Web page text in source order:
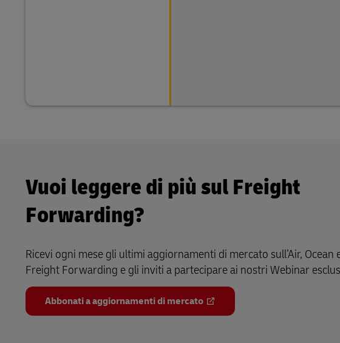
Vuoi leggere di più sul Freight
Forwarding?
Ricevi ogni mese gli ultimi aggiornamenti di mercato sull’Air, Ocean
Freight Forwarding e gli inviti a partecipare ai nostri Webinar
Abbonati a aggiornamenti di mercato